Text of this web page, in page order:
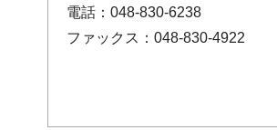
電話：048-830-6238
ファックス：048-830-4922